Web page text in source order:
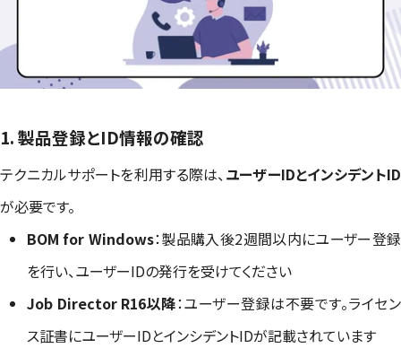
1. 製品登録とID情報の確認
テクニカルサポートを利用する際は、ユーザーIDとインシデントID
が必要です。
BOM for Windows：製品購入後2週間以内にユーザー登録
を行い、ユーザーIDの発行を受けてください
Job Director R16以降：ユーザー登録は不要です。ライセン
ス証書にユーザーIDとインシデントIDが記載されています